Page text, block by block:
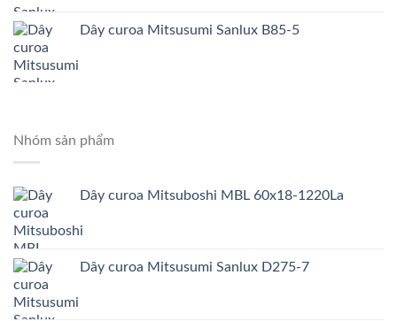
Dây curoa Mitsusumi Sanlux B85-5
Nhóm sản phẩm
Dây curoa Mitsuboshi MBL 60x18-1220La
Dây curoa Mitsusumi Sanlux D275-7